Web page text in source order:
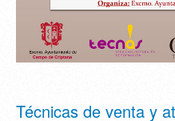
Técnicas de venta y